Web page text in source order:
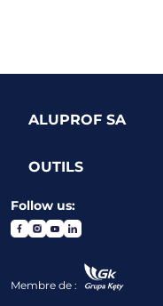
ALUPROF SA
OUTILS
Follow us:
Membre de :